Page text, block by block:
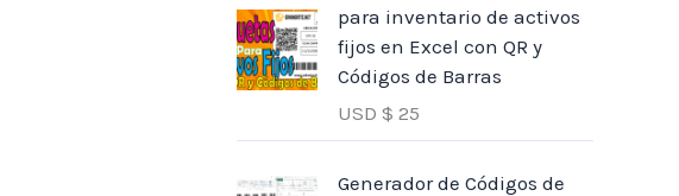
para inventario de activos
fijos en Excel con QR y
Códigos de Barras
USD $ 25
Generador de Códigos de